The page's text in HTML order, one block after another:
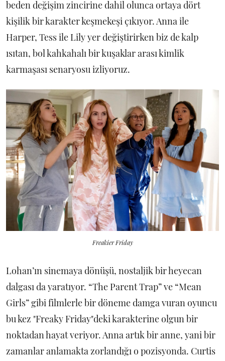
beden değişim zincirine dahil olunca ortaya dört
kişilik bir karakter keşmekeşi çıkıyor. Anna ile
Harper, Tess ile Lily yer değiştirirken biz de kalp
ısıtan, bol kahkahalı bir kuşaklar arası kimlik
karmaşası senaryosu izliyoruz.
Freakier Friday
Lohan’ın sinemaya dönüşü, nostaljik bir heyecan
dalgası da yaratıyor. “The Parent Trap” ve “Mean
Girls” gibi filmlerle bir döneme damga vuran oyuncu
bu kez "Freaky Friday"deki karakterine olgun bir
noktadan hayat veriyor. Anna artık bir anne, yani bir
zamanlar anlamakta zorlandığı o pozisyonda. Curtis